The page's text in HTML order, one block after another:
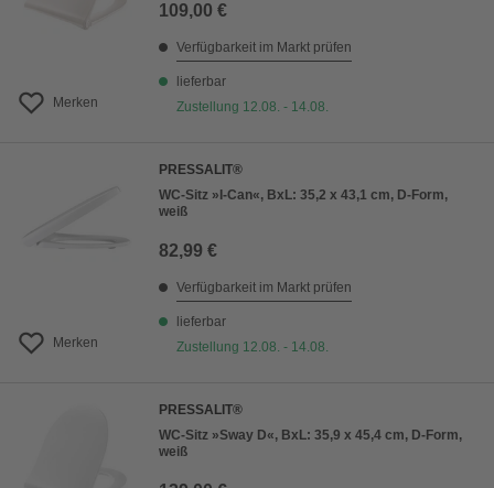
Preis absteigend
Merken
109,00 €
Verfügbarkeit im Markt prüfen
lieferbar
Zustellung 12.08. - 14.08.
Merken
PRESSALIT®
WC-Sitz »I-Can«, BxL: 35,2 x 43,1 cm, D-Form,
weiß
82,99 €
Verfügbarkeit im Markt prüfen
lieferbar
Zustellung 12.08. - 14.08.
PRESSALIT®
WC-Sitz »Sway D«, BxL: 35,9 x 45,4 cm, D-Form,
weiß